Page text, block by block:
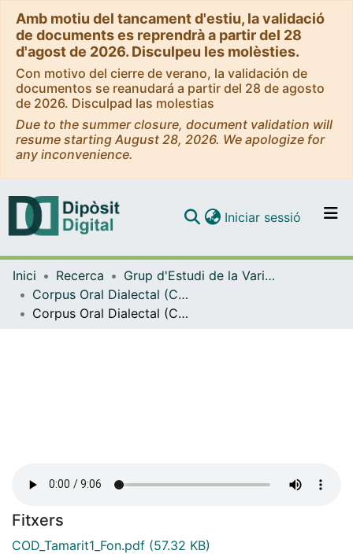
Amb motiu del tancament d'estiu, la validació
de documents es reprendrà a partir del 28
d'agost de 2026. Disculpeu les molèsties.
Con motivo del cierre de verano, la validación de
documentos se reanudará a partir del 28 de agosto
de 2026. Disculpad las molestias
Due to the summer closure, document validation will
resume starting August 28, 2026. We apologize for
any inconvenience.
Navega per tot el DD
Com publicar
Iniciar sessió (current)
Inici Recerca
Grup d'Estudi de la Variació (GEV) - Corpus de Català Contemporani de la Universitat de Barcelona (CCCUB)
Corpus Oral Dialectal (COD)
Corpus Oral Dialectal (COD). Tamarit de Llitera1
Fitxers
COD_Tamarit1_Fon.pdf (57.32 KB)